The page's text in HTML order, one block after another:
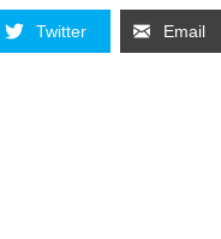
Twitter Email